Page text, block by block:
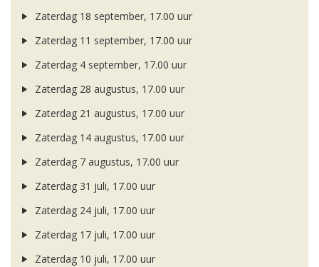
Zaterdag 18 september, 17.00 uur
Zaterdag 11 september, 17.00 uur
Zaterdag 4 september, 17.00 uur
Zaterdag 28 augustus, 17.00 uur
Zaterdag 21 augustus, 17.00 uur
Zaterdag 14 augustus, 17.00 uur
Zaterdag 7 augustus, 17.00 uur
Zaterdag 31 juli, 17.00 uur
Zaterdag 24 juli, 17.00 uur
Zaterdag 17 juli, 17.00 uur
Zaterdag 10 juli, 17.00 uur